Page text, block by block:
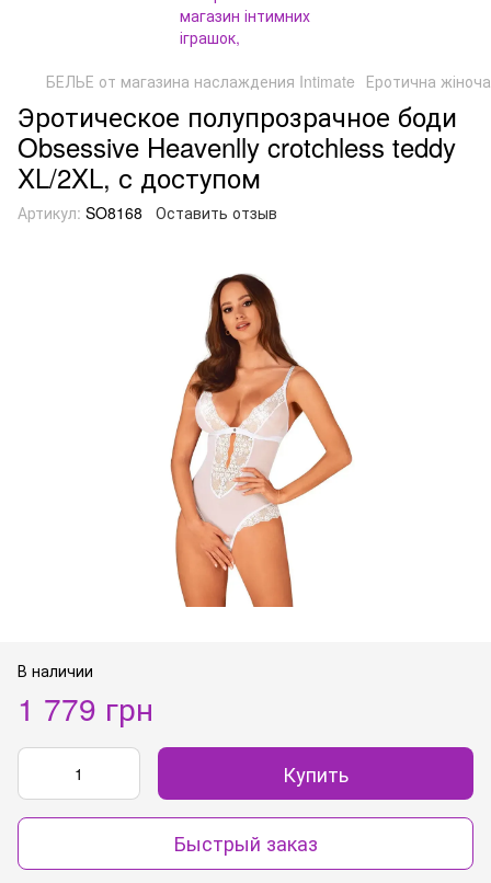
БЕЛЬЕ от магазина наслаждения Intimate Еротична
Эротическое полупрозрачное боди
Obsessive Heavenlly crotchless teddy
XL/2XL, с доступом
Артикул: SO8168 Оставить отзыв
В наличии
1 779 грн
Купить
Быстрый заказ